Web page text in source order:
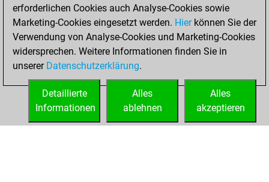
your Fritz account
Fritz
You
played 1 bullet
games
Play
You scored +1
=0 -0 in bullet
erforderlichen Cookies auch Analyse-Cookies sowie
Marketing-Cookies eingesetzt werden. Hierkönnen Sie der
Verwendung von Analyse-Cookies und Marketing-Cookies
widersprechen. Weitere Informationen finden Sie in
unserer Datenschutzerklärung.
Alles
akzeptieren
Alles
ablehnen
Detaillierte
Informationen